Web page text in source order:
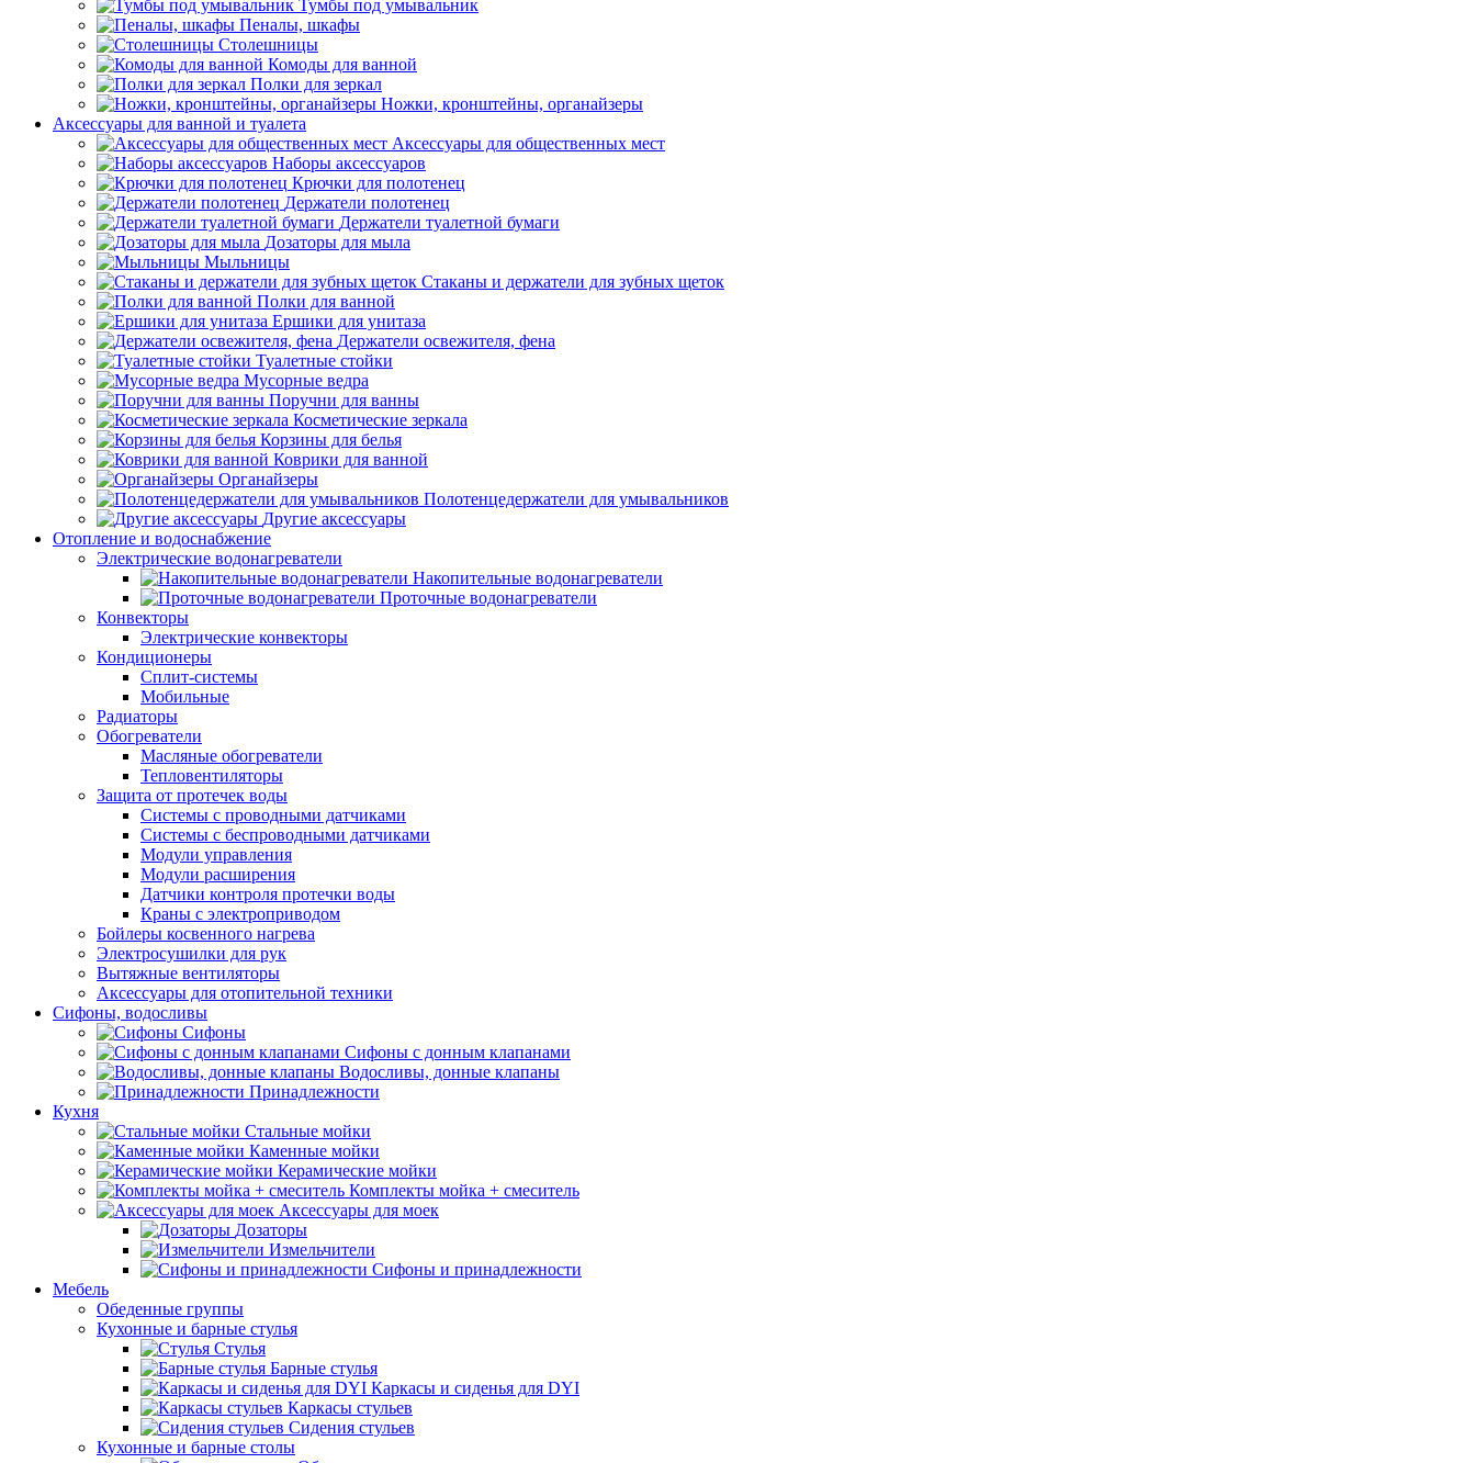
Тумбы под умывальник
Пеналы, шкафы
Столешницы
Комоды для ванной
Полки для зеркал
Ножки, кронштейны, органайзеры
Аксессуары для ванной и туалета
Аксессуары для общественных мест
Наборы аксессуаров
Крючки для полотенец
Держатели полотенец
Держатели туалетной бумаги
Дозаторы для мыла
Мыльницы
Стаканы и держатели для зубных щеток
Полки для ванной
Ершики для унитаза
Держатели освежителя, фена
Туалетные стойки
Мусорные ведра
Поручни для ванны
Косметические зеркала
Корзины для белья
Коврики для ванной
Органайзеры
Полотенцедержатели для умывальников
Другие аксессуары
Отопление и водоснабжение
Электрические водонагреватели
Накопительные водонагреватели
Проточные водонагреватели
Конвекторы
Электрические конвекторы
Кондиционеры
Сплит-системы
Мобильные
Радиаторы
Обогреватели
Масляные обогреватели
Тепловентиляторы
Защита от протечек воды
Системы с проводными датчиками
Системы с беспроводными датчиками
Модули управления
Модули расширения
Датчики контроля протечки воды
Краны с электроприводом
Бойлеры косвенного нагрева
Электросушилки для рук
Вытяжные вентиляторы
Аксессуары для отопительной техники
Сифоны, водосливы
Сифоны
Сифоны с донным клапанами
Водосливы, донные клапаны
Принадлежности
Кухня
Стальные мойки
Каменные мойки
Керамические мойки
Комплекты мойка + смеситель
Аксессуары для моек
Дозаторы
Измельчители
Сифоны и принадлежности
Мебель
Обеденные группы
Кухонные и барные стулья
Стулья
Барные стулья
Каркасы и сиденья для DYI
Каркасы стульев
Сидения стульев
Кухонные и барные столы